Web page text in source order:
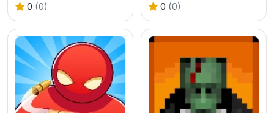
0 (0) 0 (0)